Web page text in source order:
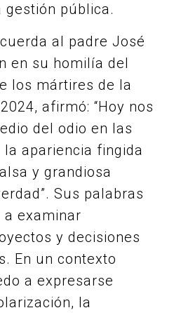
gestión pública.
al padre José
en su homilía del
los mártires de la
afirmó: “Hoy nos
del odio en las
apariencia fingida
y grandiosa
Sus palabras
examinar
y decisiones
En un contexto
a expresarse
la